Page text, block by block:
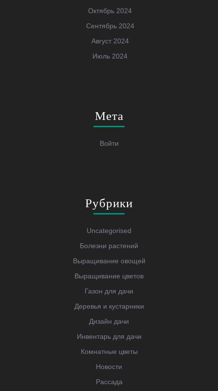
Октябрь 2024
Сентябрь 2024
Август 2024
Июль 2024
Мета
Войти
Рубрики
Uncategorised
Болезни растений
Выращивание овощей
Выращивание цветов
Газон для дачи
Деревья и кустарники
Дизайн дачи
Инвентарь для дачи
Комнатные цветы
Новости
Рассада